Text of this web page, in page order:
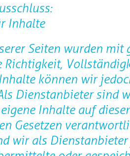
Inhalte
Seiten wurden mit
Richtigkeit,
können wir
Dienstanbieter sind
Inhalte auf
Gesetzen
wir als